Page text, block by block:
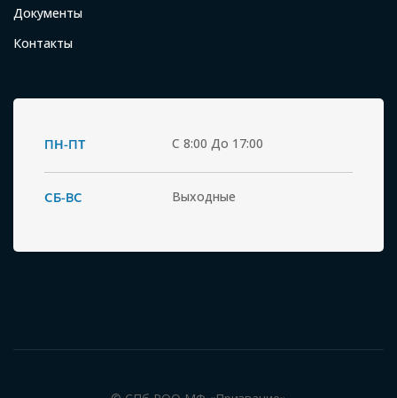
Документы
Контакты
ПН-ПТ С 8:00 До 17:00
СБ-ВС Выходные